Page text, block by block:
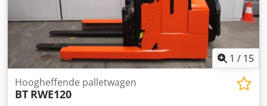
1 / 15
Hoogheffende palletwagen
BT RWE120